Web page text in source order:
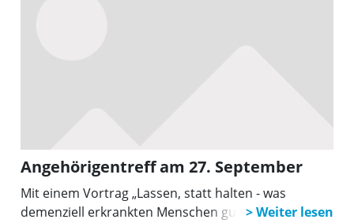
Angehörigentreff am 27. September
Mit einem Vortrag „Lassen, statt halten - was
demenziell erkrankten Menschen gut tut”.